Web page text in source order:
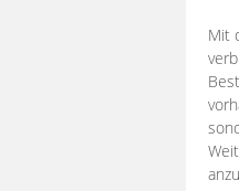
Mit